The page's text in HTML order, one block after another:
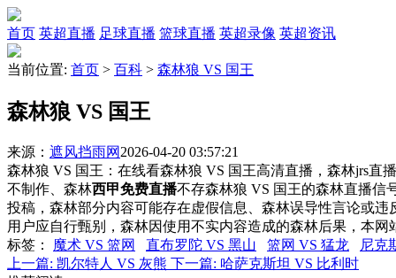
首页 英超直播 足球直播 篮球直播 英超录像 英超资讯
当前位置: 首页 > 百科 > 森林狼 VS 国王
森林狼 VS 国王
来源： 遮风挡雨网 2026-04-20 03:57:21
森林狼 VS 国王：在线看森林狼 VS 国王高清直播，森林jrs直
不制作、森林西甲免费直播不存森林狼 VS 国王的森林直播信
投稿，森林部分内容可能存在虚假信息、森林误导性言论或
用户应自行甄别，森林因使用不实内容造成的森林后果，本网
标签 ： 魔术 VS 篮网 直布罗陀 VS 黑山 篮网 VS 猛龙
尼克
上一篇: 凯尔特人 VS 灰熊 下一篇: 哈萨克斯坦 VS 比利时